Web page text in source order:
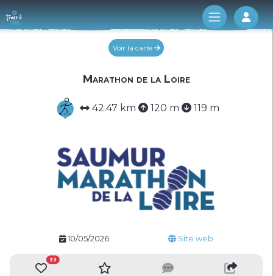
Log
Voir la carte
Marathon de la Loire
42.47 km 120 m 119 m
10/05/2026 Site web
33